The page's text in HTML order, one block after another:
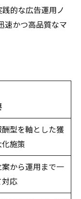
的な広告運用ノ
速かつ高品質なマ
酬型を軸とした獲
施策
から運用まで一
対応